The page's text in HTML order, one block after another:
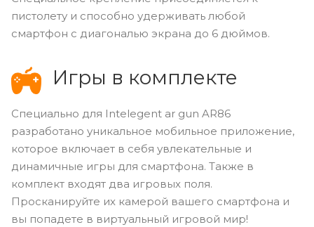
пистолету и способно удерживать любой
смартфон с диагональю экрана до 6 дюймов.
Игры в комплекте
Специально для Intelegent ar gun AR86
разработано уникальное мобильное приложение,
которое включает в себя увлекательные и
динамичные игры для смартфона. Также в
комплект входят два игровых поля.
Просканируйте их камерой вашего смартфона и
вы попадете в виртуальный игровой мир!